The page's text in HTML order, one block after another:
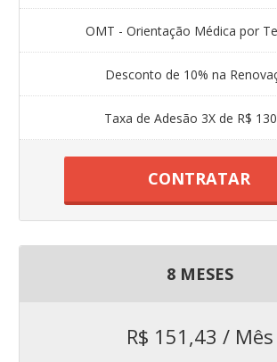
OMT - Orientação Médica por
Desconto de 10% na
Taxa de Adesão 3X de R$
CONTRATAR
8 MESES
R$ 151,43 / Mês